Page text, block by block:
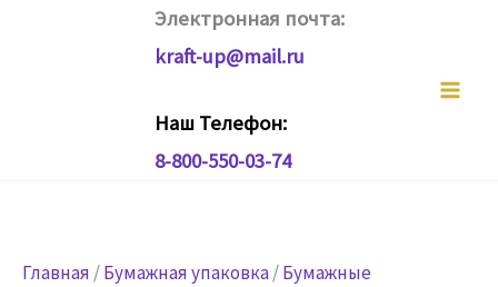
Электронная почта:
kraft-up@mail.ru
Наш Телефон:
8-800-550-03-74
Главная /Бумажная упаковка/Бумажные